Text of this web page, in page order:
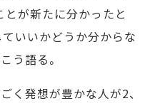
とが新たに分かったと
ていいかどうか分からな
う語る。
く発想が豊かな人が2、